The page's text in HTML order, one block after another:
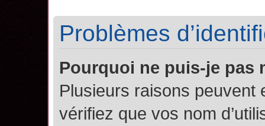
Problèmes
Pourquoi ne puis-je pas
Plusieurs raisons peuvent
vérifiez que vos nom